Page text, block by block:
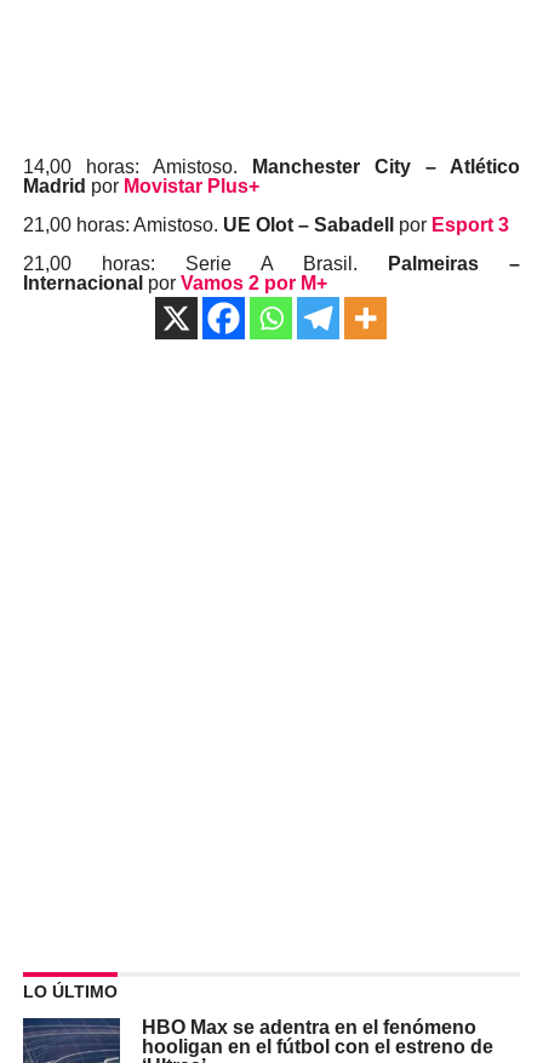
14,00 horas: Amistoso.
Manchester City – Atlético
Madrid por Movistar Plus+
21,00 horas: Amistoso. UE Olot – Sabadell por Esport 3
21,00 horas: Serie A Brasil.
Palmeiras –
Internacional por Vamos 2 por M+
LO ÚLTIMO
HBO Max se adentra en el fenómeno
hooligan en el fútbol con el estreno de